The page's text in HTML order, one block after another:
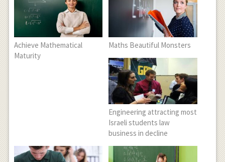
Achieve Mathematical
Maturity
Maths Beautiful Monsters
Engineering attracting most
Israeli students law
business in decline